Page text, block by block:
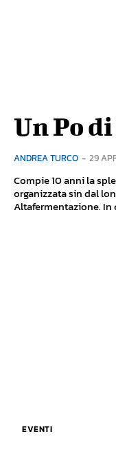
Un Po
ANDREA TURCO - 29
Compie 10 anni la
organizzata sin dal
Altafermentazione. In
EVENTI